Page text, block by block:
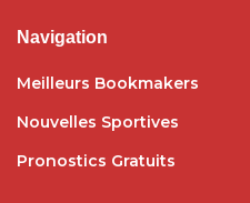
Navigation
Meilleurs Bookmakers
Nouvelles Sportives
Pronostics Gratuits